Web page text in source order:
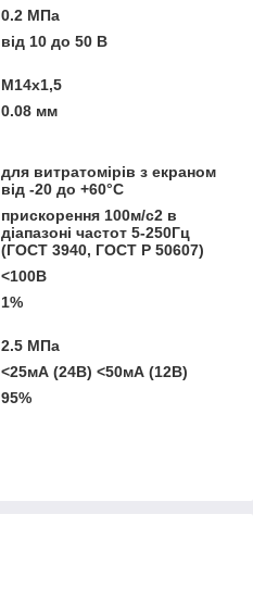
0.2 МПа
від 10 до 50 В
M14x1,5
0.08 мм
для витратомірів з екраном
від -20 до +60°С
прискорення 100м/с2 в
діапазоні частот 5-250Гц
(ГОСТ 3940, ГОСТ Р 50607)
<100В
1%
2.5 МПа
<25мА (24В) <50мА (12В)
95%